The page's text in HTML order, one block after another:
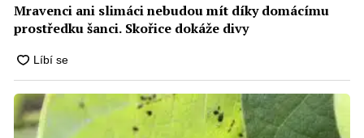
Mravenci ani slimáci nebudou mít díky domácímu
prostředku šanci. Skořice dokáže divy